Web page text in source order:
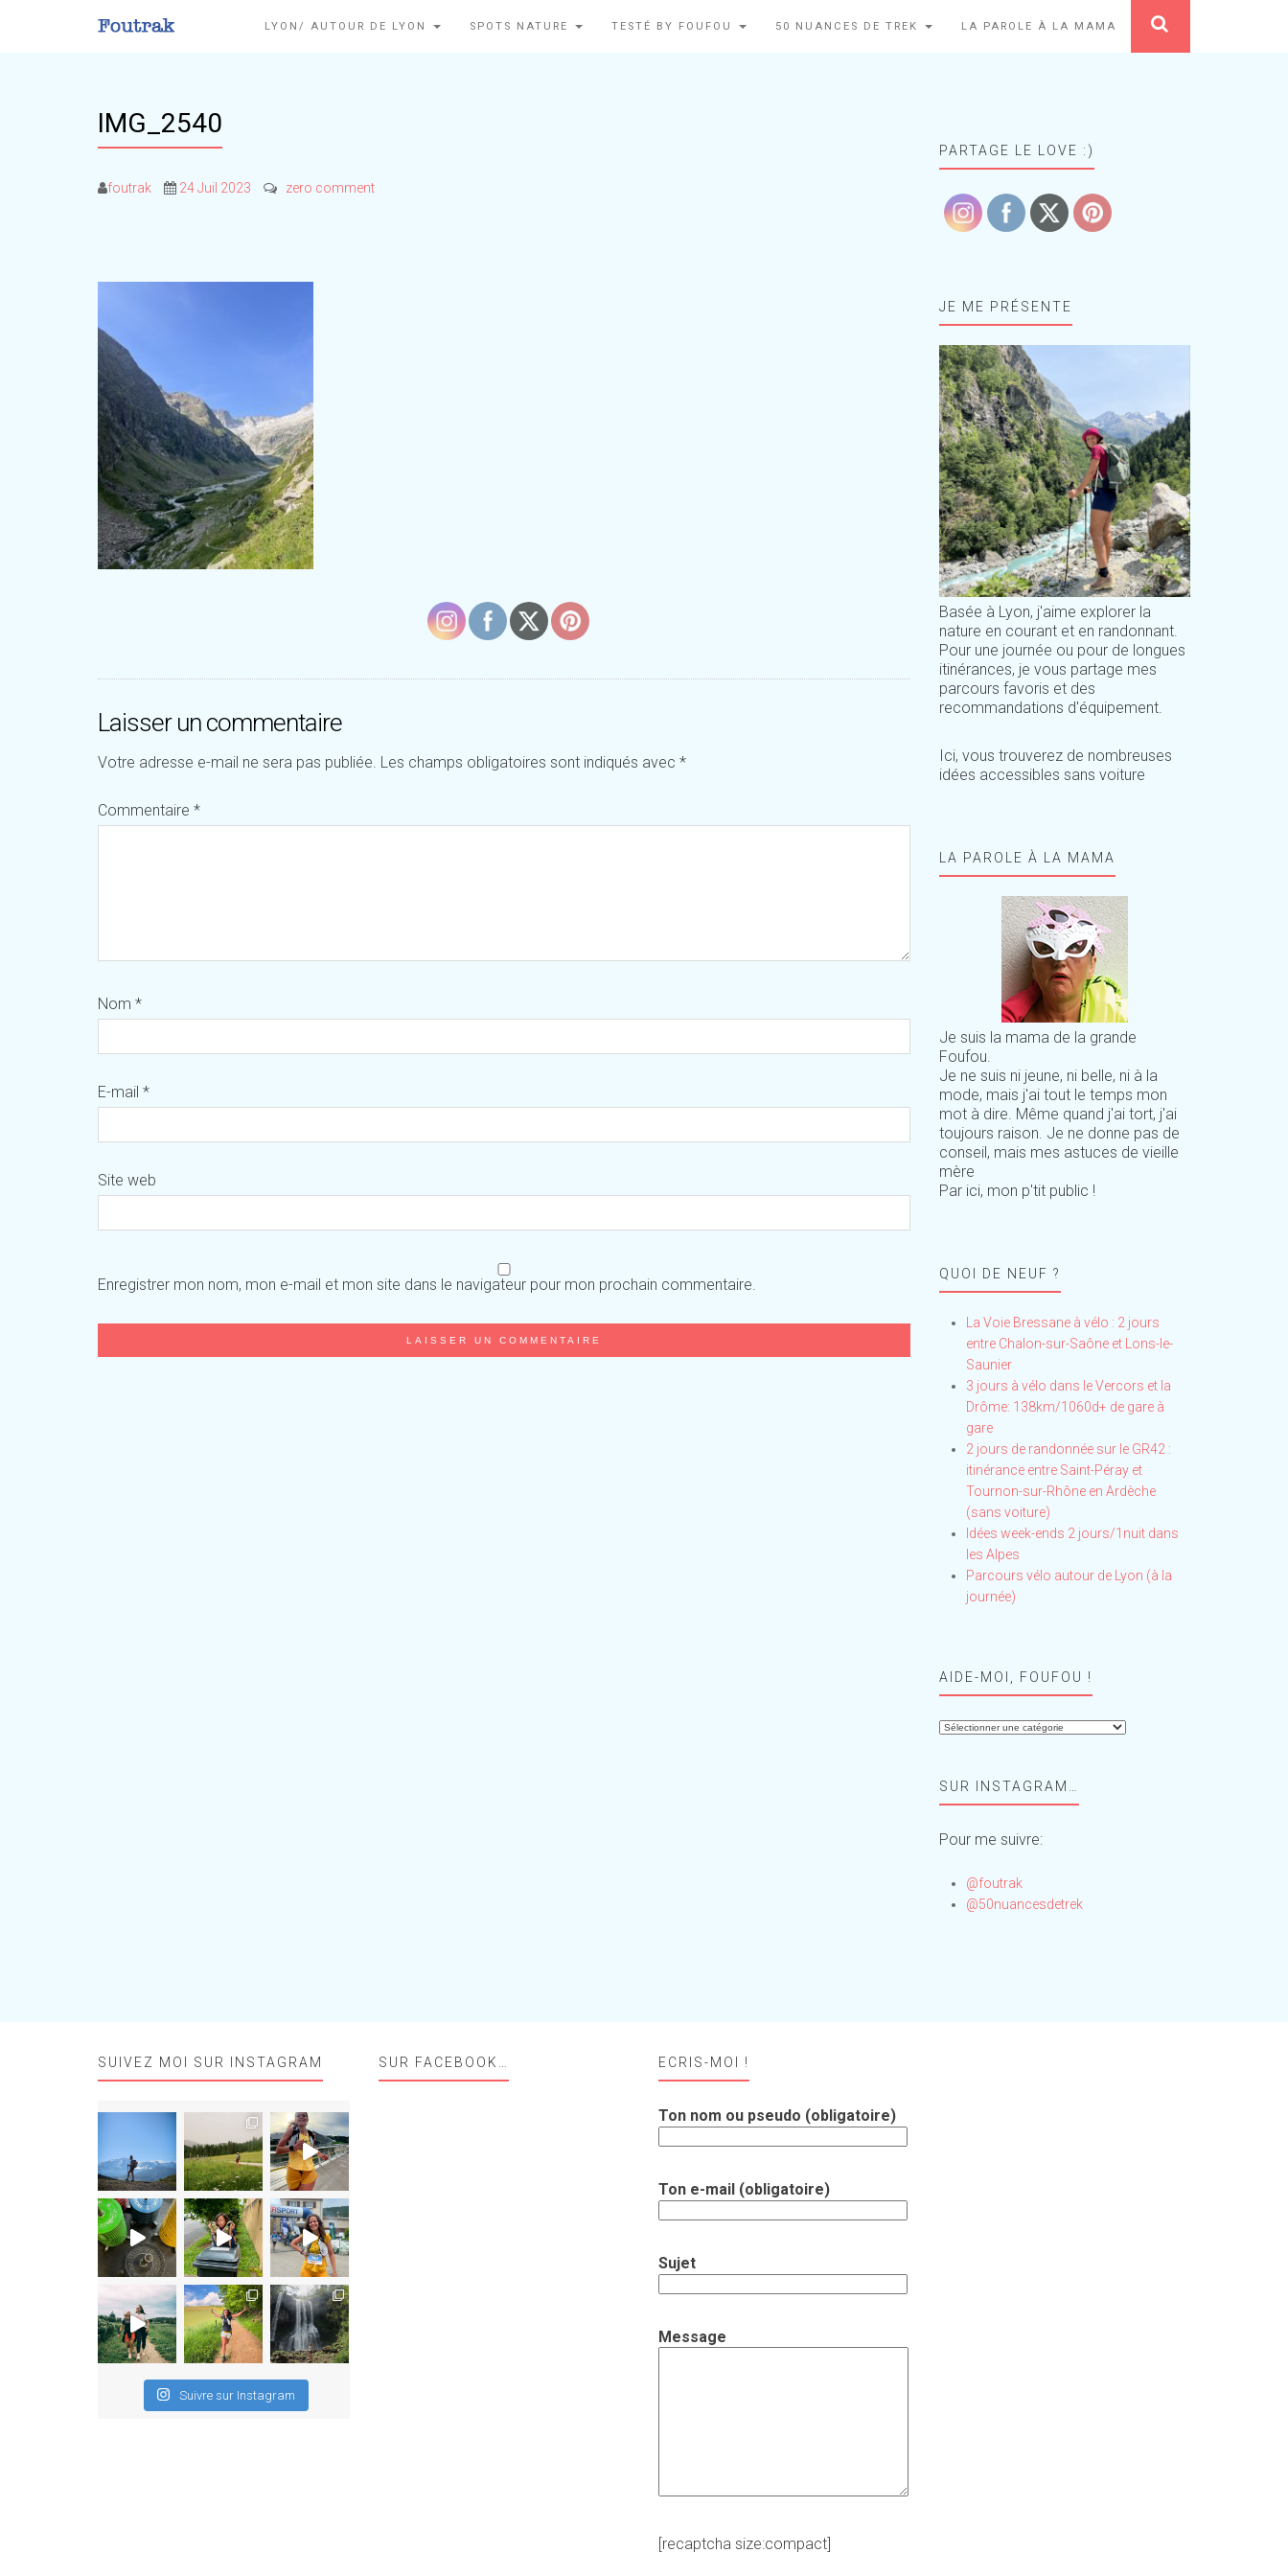
LYON/ AUTOUR DE LYON SPOTS NATURE TESTÉ BY FOUFOU 50 NUANCES DE TREK LA PAROLE À LA MAMA
IMG_2540
foutrak 24 Juil 2023 zero comment
Laisser un commentaire
Votre adresse e-mail ne sera pas publiée. Les champs obligatoires sont indiqués avec *
Commentaire *
Nom *
E-mail *
Site web
Enregistrer mon nom, mon e-mail et mon site dans le navigateur pour mon prochain commentaire.
PARTAGE LE LOVE :)
JE ME PRÉSENTE
Basée à Lyon, j'aime explorer la
nature en courant et en randonnant.
Pour une journée ou pour de longues
itinérances, je vous partage mes
parcours favoris et des
recommandations d'équipement.
Ici, vous trouverez de nombreuses
idées accessibles sans voiture
LA PAROLE À LA MAMA
Je suis la mama de la grande
Foufou.
Je ne suis ni jeune, ni belle, ni à la
mode, mais j'ai tout le temps mon
mot à dire. Même quand j'ai tort, j'ai
toujours raison. Je ne donne pas de
conseil, mais mes astuces de vieille
mère
Par ici, mon p'tit public !
QUOI DE NEUF ?
La Voie Bressane à vélo : 2 jours
entre Chalon-sur-Saône et Lons-le-
Saunier
3 jours à vélo dans le Vercors et la
Drôme: 138km/1060d+ de gare à
gare
2 jours de randonnée sur le GR42 :
itinérance entre Saint-Péray et
Tournon-sur-Rhône en Ardèche
(sans voiture)
Idées week-ends 2 jours/1nuit dans
les Alpes
Parcours vélo autour de Lyon (à la
journée)
AIDE-MOI, FOUFOU !
Aide-
!SUR INSTAGRAM…
Pour me suivre:
@foutrak
@50nuancesdetrek
SUIVEZ MOI SUR INSTAGRAM
Suivre sur Instagram
SUR FACEBOOK… ECRIS-MOI !
Ton nom ou pseudo (obligatoire)
Ton e-mail (obligatoire)
Sujet
Message
[recaptcha size:compact]